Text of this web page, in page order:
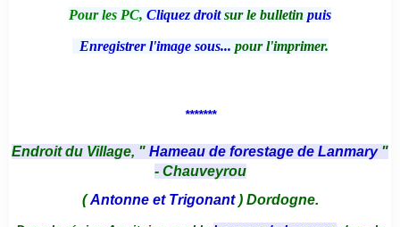
Pour les PC, Cliquez droitsur le bulletin puis
Enregistrer l'image sous... pour l'imprimer.
*******
Endroit du Village, " Hameau de forestage de Lanmary "
- Chauveyrou
(Antonne et Trigonant) Dordogne.